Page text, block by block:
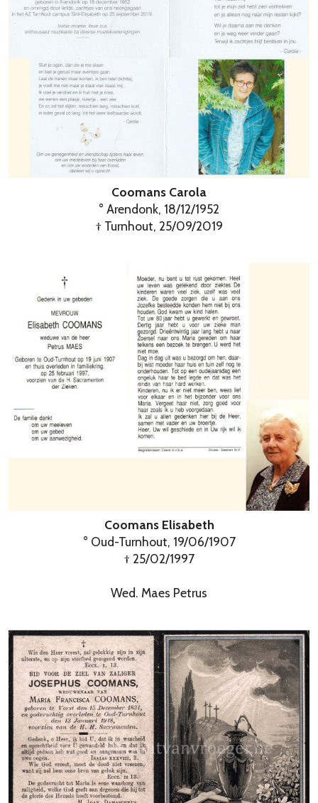
Coomans Carola
° Arendonk, 18/12/1952
† Turnhout, 25/09/2019
Coomans Elisabeth
° Oud-Turnhout, 19/06/1907
† 25/02/1997
Wed. Maes Petrus